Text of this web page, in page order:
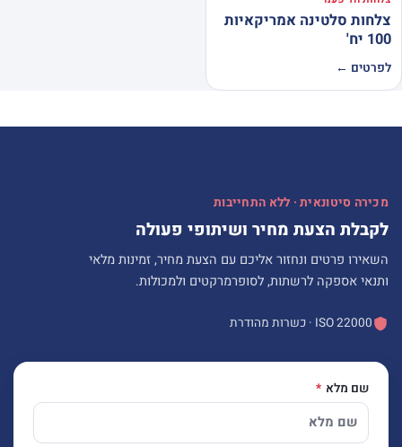
צלחות סלטינה אמריקאיות
100 יח'
לפרטים ←
מכירה סיטונאית · ללא התחייבות
לקבלת הצעת מחיר ושיתופי פעולה
השאירו פרטים ונחזור אליכם עם הצעת מחיר, זמינות מלאי
ותנאי אספקה לרשתות, לסופרמרקטים ולמכולות.
ISO 22000 · כשרות מהודרת
שם מלא